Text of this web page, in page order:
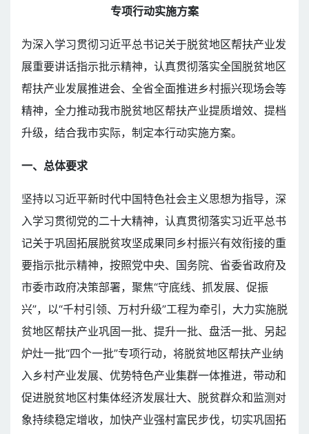
专项行动实施方案
为深入学习贯彻习近平总书记关于脱贫地区帮扶产业发
展重要讲话指示批示精神，认真贯彻落实全国脱贫地区
帮扶产业发展推进会、全省全面推进乡村振兴现场会等
精神，全力推动我市脱贫地区帮扶产业提质增效、提档
升级，结合我市实际，制定本行动实施方案。
一、总体要求
坚持以习近平新时代中国特色社会主义思想为指导，深
入学习贯彻党的二十大精神，认真贯彻落实习近平总书
记关于巩固拓展脱贫攻坚成果同乡村振兴有效衔接的重
要指示批示精神，按照党中央、国务院、省委省政府及
市委市政府决策部署，聚焦“守底线、抓发展、促振
兴”，以“千村引领、万村升级”工程为牵引，大力实施脱
贫地区帮扶产业巩固一批、提升一批、盘活一批、另起
炉灶一批“四个一批”专项行动，将脱贫地区帮扶产业纳
入乡村产业发展、优势特色产业集群一体推进，带动和
促进脱贫地区村集体经济发展壮大、脱贫群众和监测对
象持续稳定增收，加快产业强村富民步伐，切实巩固拓